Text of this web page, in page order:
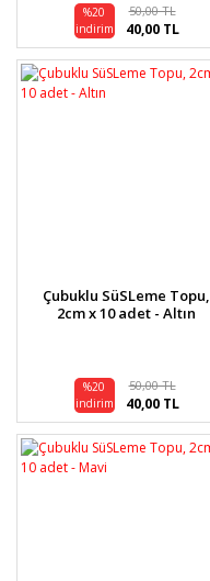
%20
indirim
50,00 TL
40,00 TL
Çubuklu SüSLeme Topu,
2cm x 10 adet - Altın
%20
indirim
50,00 TL
40,00 TL